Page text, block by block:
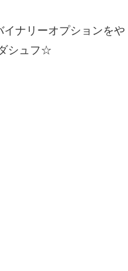
ナリーオプションをや
シュフ☆